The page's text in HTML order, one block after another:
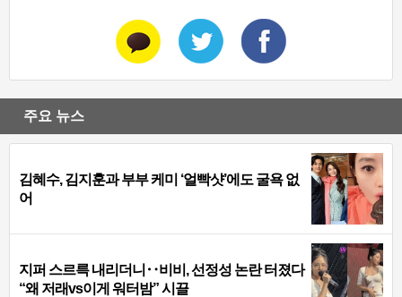
주요 뉴스
김혜수, 김지훈과 부부 케미 ‘얼빡샷’에도 굴욕 없
어
지퍼 스르륵 내리더니‥비비, 선정성 논란 터졌다
“왜 저래vs이게 워터밤” 시끌